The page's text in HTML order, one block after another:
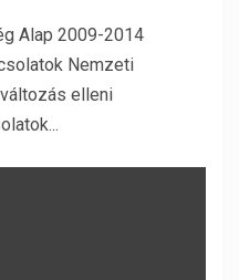
Alap 2009-2014
Nemzeti
elleni